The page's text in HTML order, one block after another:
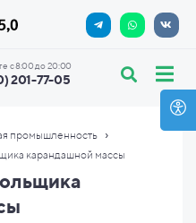
201-77-05
с 8:00 до 20:00
промышленность ›
карандашной массы